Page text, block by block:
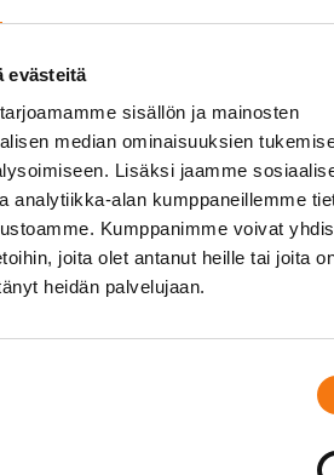
evästeitä
sisällön ja mainosten
median ominaisuuksien
Lisäksi jaamme
analytiikka-alan kumppaneillemme
Kumppanimme voivat
joita olet antanut heille tai joita
heidän palvelujaan.